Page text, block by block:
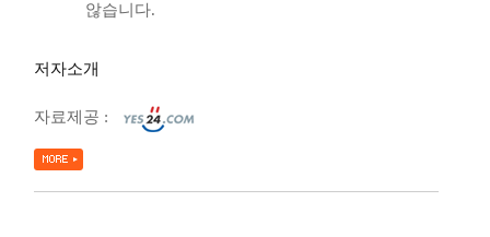
않습니다.
저자소개
자료제공 :